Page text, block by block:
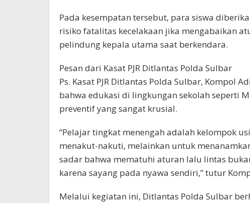
Pada kesempatan tersebut, para siswa
risiko fatalitas kecelakaan jika mengabaikan
pelindung kepala utama saat berkendara.
Pesan dari Kasat PJR Ditlantas Polda Sulbar
Ps. Kasat PJR Ditlantas Polda Sulbar, Kompol
bahwa edukasi di lingkungan sekolah seperti
preventif yang sangat krusial.
“Pelajar tingkat menengah adalah kelompok
menakut-nakuti, melainkan untuk
sadar bahwa mematuhi aturan lalu lintas
karena sayang pada nyawa sendiri,” tutur
Melalui kegiatan ini, Ditlantas Polda Sulbar